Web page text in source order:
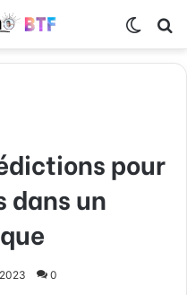
pour
dans un
0